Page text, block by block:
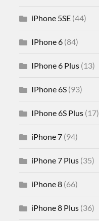
iPhone 5SE (44)
IPhone 6 (84)
IPhone 6 Plus (13)
IPhone 6S (93)
IPhone 6S Plus (17)
iPhone 7 (94)
iPhone 7 Plus (35)
iPhone 8 (66)
iPhone 8 Plus (36)